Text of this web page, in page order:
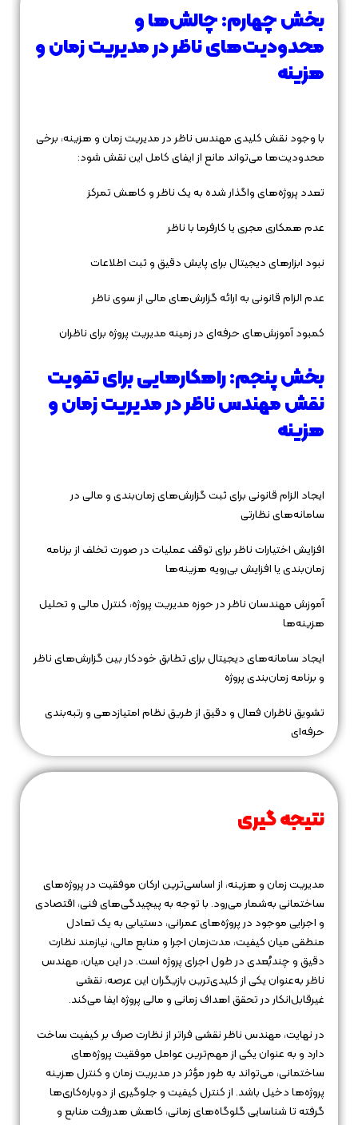
بخش چهارم: چالش‌ها و
محدودیت‌های ناظر در مدیریت زمان و
هزینه
با وجود نقش کلیدی مهندس ناظر در مدیریت زمان و هزینه، برخی
محدودیت‌ها می‌تواند مانع از ایفای کامل این نقش شود:
تعدد پروژه‌های واگذار شده به یک ناظر و کاهش تمرکز
عدم همکاری مجری یا کارفرما با ناظر
نبود ابزارهای دیجیتال برای پایش دقیق و ثبت اطلاعات
عدم الزام قانونی به ارائه گزارش‌های مالی از سوی ناظر
کمبود آموزش‌های حرفه‌ای در زمینه مدیریت پروژه برای ناظران
بخش پنجم: راهکارهایی برای تقویت
نقش مهندس ناظر در مدیریت زمان و
هزینه
ایجاد الزام قانونی برای ثبت گزارش‌های زمان‌بندی و مالی در
سامانه‌های نظارتی
افزایش اختیارات ناظر برای توقف عملیات در صورت تخلف از برنامه
زمان‌بندی یا افزایش بی‌رویه هزینه‌ها
آموزش مهندسان ناظر در حوزه مدیریت پروژه، کنترل مالی و تحلیل
هزینه‌ها
ایجاد سامانه‌های دیجیتال برای تطابق خودکار بین گزارش‌های ناظر
و برنامه زمان‌بندی پروژه
تشویق ناظران فعال و دقیق از طریق نظام امتیازدهی و رتبه‌بندی
حرفه‌ای
نتیجه‌ گیری
مدیریت زمان و هزینه، از اساسی‌ترین ارکان موفقیت در پروژه‌های
ساختمانی به‌شمار می‌رود. با توجه به پیچیدگی‌های فنی، اقتصادی
و اجرایی موجود در پروژه‌های عمرانی، دستیابی به یک تعادل
منطقی میان کیفیت، مدت‌زمان اجرا و منابع مالی، نیازمند نظارت
دقیق و چندبُعدی در طول اجرای پروژه است. در این میان، مهندس
ناظر به‌عنوان یکی از کلیدی‌ترین بازیگران این عرصه، نقشی
غیرقابل‌انکار در تحقق اهداف زمانی و مالی پروژه ایفا می‌کند.
در نهایت، مهندس ناظر نقشی فراتر از نظارت صرف بر کیفیت ساخت
دارد و به عنوان یکی از مهم‌ترین عوامل موفقیت پروژه‌های
ساختمانی، می‌تواند به طور مؤثر در مدیریت زمان و کنترل هزینه
پروژه‌ها دخیل باشد. از کنترل کیفیت و جلوگیری از دوباره‌کاری‌ها
گرفته تا شناسایی گلوگاه‌های زمانی، کاهش هدررفت منابع و